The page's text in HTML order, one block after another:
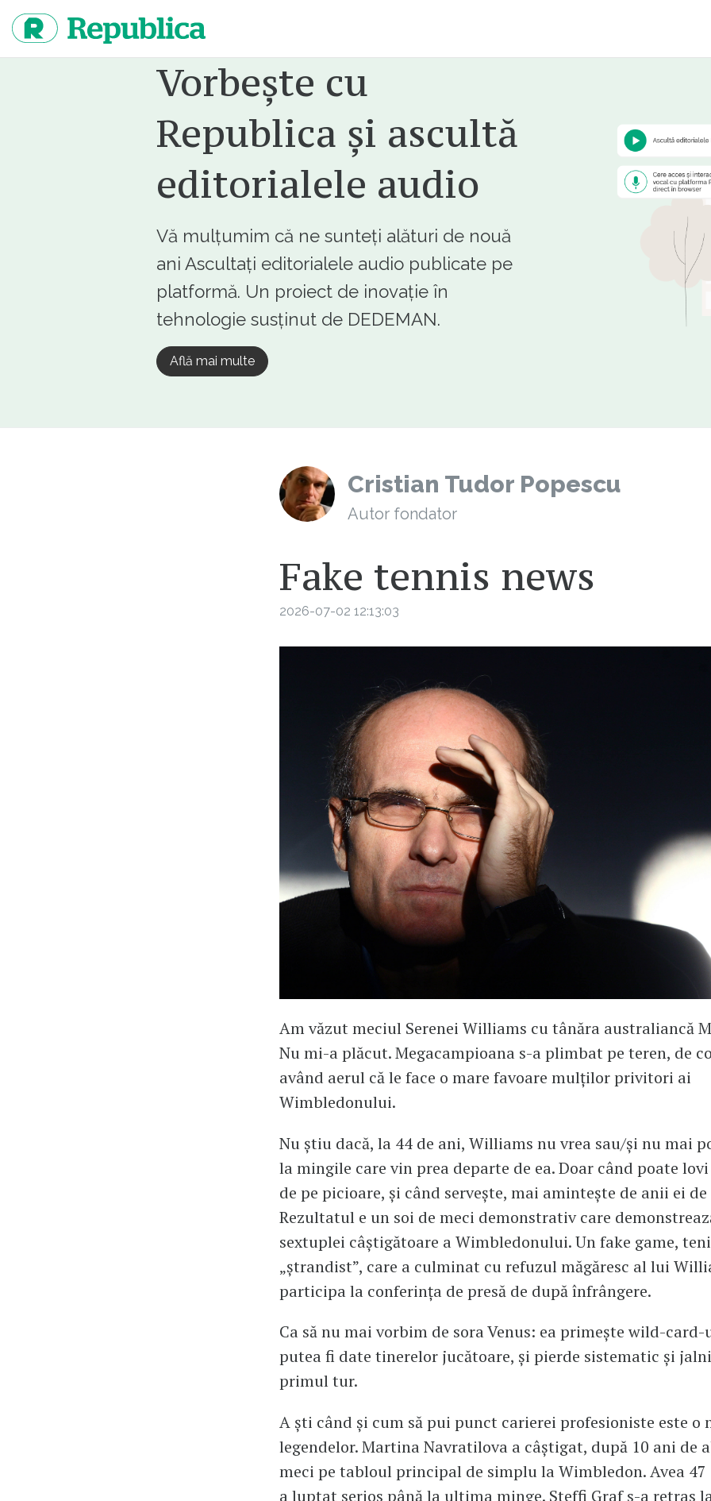
continut
Vorbește cu
Republica și ascultă
editorialele audio
Vă mulțumim că ne sunteți alături de nouă
ani Ascultați editorialele audio publicate pe
platformă. Un proiect de inovație în
tehnologie susținut de DEDEMAN.
Află mai multe
Cristian Tudor Popescu
Autor fondator
Fake tennis news
2026-07-02 12:13:03
Am văzut meciul Serenei Williams cu tânăra australiancă
Nu mi-a plăcut. Megacampioana s-a plimbat pe teren, de
având aerul că le face o mare favoare mulților privitori ai
Wimbledonului.
Nu știu dacă, la 44 de ani, Williams nu vrea sau/și nu mai
la mingile care vin prea departe de ea. Doar când poate
de pe picioare, și când servește, mai amintește de anii ei
Rezultatul e un soi de meci demonstrativ care
sextuplei câștigătoare a Wimbledonului. Un fake game,
„ștrandist”, care a culminat cu refuzul măgăresc al lui
participa la conferința de presă de după înfrângere.
Ca să nu mai vorbim de sora Venus: ea primește wild-
putea fi date tinerelor jucătoare, și pierde sistematic și
primul tur.
A ști când și cum să pui punct carierei profesioniste este o
legendelor. Martina Navratilova a câștigat, după 10 ani de
meci pe tabloul principal de simplu la Wimbledon. Avea 47
a luptat serios până la ultima minge. Steffi Graf s-a retras